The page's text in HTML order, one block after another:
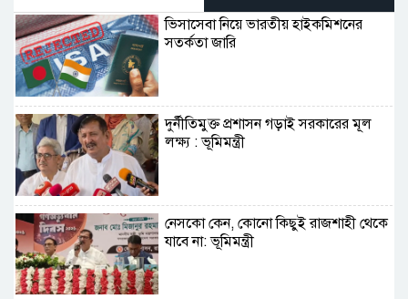
ভিসাসেবা নিয়ে ভারতীয় হাইকমিশনের
সতর্কতা জারি
দুর্নীতিমুক্ত প্রশাসন গড়াই সরকারের মূল
লক্ষ্য : ভূমিমন্ত্রী
নেসকো কেন, কোনো কিছুই রাজশাহী থেকে
যাবে না: ভূমিমন্ত্রী